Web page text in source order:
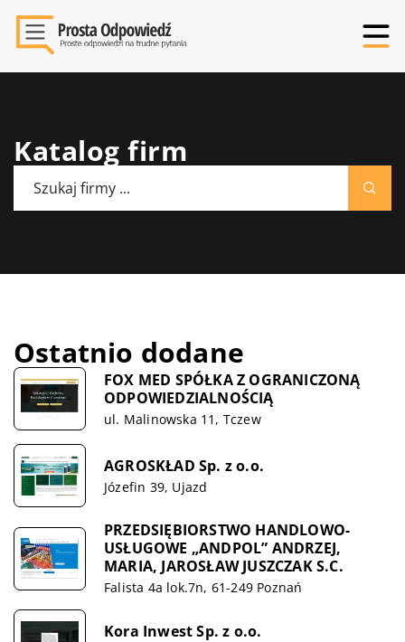
Katalog firm
Ostatnio dodane
FOX MED SPÓŁKA Z OGRANICZONĄ
ODPOWIEDZIALNOŚCIĄ
ul. Malinowska 11, Tczew
AGROSKŁAD Sp. z o.o.
Józefin 39, Ujazd
PRZEDSIĘBIORSTWO HANDLOWO-
USŁUGOWE „ANDPOL” ANDRZEJ,
MARIA, JAROSŁAW JUSZCZAK S.C.
Falista 4a lok.7n, 61-249 Poznań
Kora Inwest Sp. z o.o.